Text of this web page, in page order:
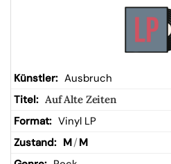
kor
b
Ausbruch
Auf Alte Zeiten
Vinyl LP
M/ M